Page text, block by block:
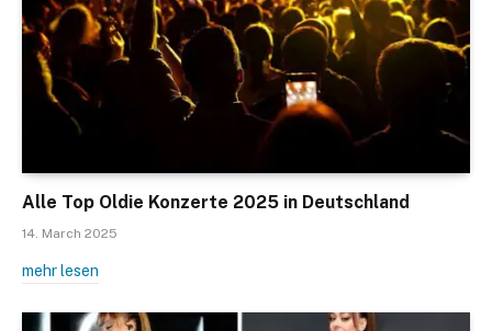
Alle Top Oldie Konzerte 2025 in Deutschland
14. March 2025
mehr lesen